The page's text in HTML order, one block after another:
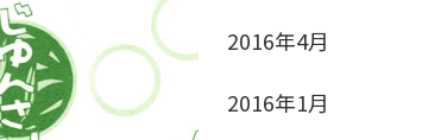
2016年4月
2016年1月